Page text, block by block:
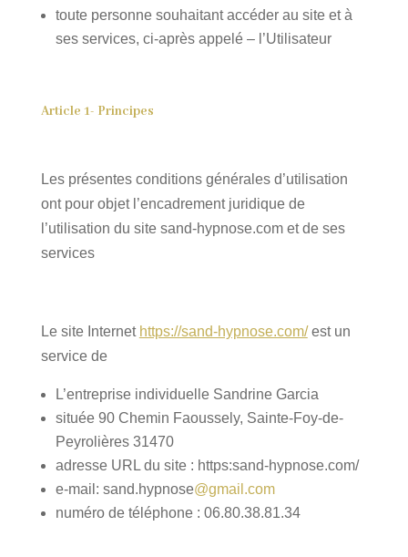
toute personne souhaitant accéder au site et à
ses services, ci-après appelé – l’Utilisateur
Article 1- Principes
Les présentes conditions générales d’utilisation
ont pour objet l’encadrement juridique de
l’utilisation du site sand-hypnose.com et de ses
services
Le site Internet https://sand-hypnose.com/est un
service de
L’entreprise individuelle Sandrine Garcia
située 90 Chemin Faoussely, Sainte-Foy-de-
Peyrolières 31470
adresse URL du site : https:sand-hypnose.com/
e-mail: sand.hypnose@gmail.com
numéro de téléphone : 06.80.38.81.34